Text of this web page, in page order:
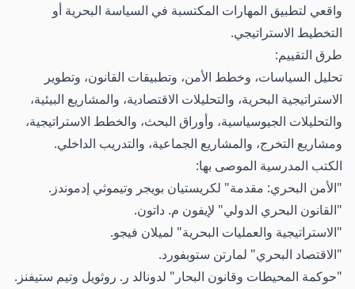
واقعي لتطبيق المهارات المكتسبة في السياسة البحرية أو
التخطيط الاستراتيجي.
طرق التقييم:
تحليل السياسات، وخطط الأمن، وتطبيقات القانون، وتطوير
الاستراتيجية البحرية، والتحليلات الاقتصادية، والمشاريع البيئية،
والتحليلات الجيوسياسية، وأوراق البحث، والخطط الاستراتيجية،
ومشاريع التخرج، والمشاريع الجماعية، والتدريب الداخلي.
الكتب المدرسية الموصى بها:
"الأمن البحري: مقدمة" لكريستيان بويجر وتيموثي إدموندز.
"القانون البحري الدولي" لإيفون م. داتون.
"الاستراتيجية والعمليات البحرية" لميلان فيجو.
"الاقتصاد البحري" لمارتن ستوبفورد.
"حوكمة المحيطات وقانون البحار" لدونالد ر. روثويل وتيم ستيفنز.